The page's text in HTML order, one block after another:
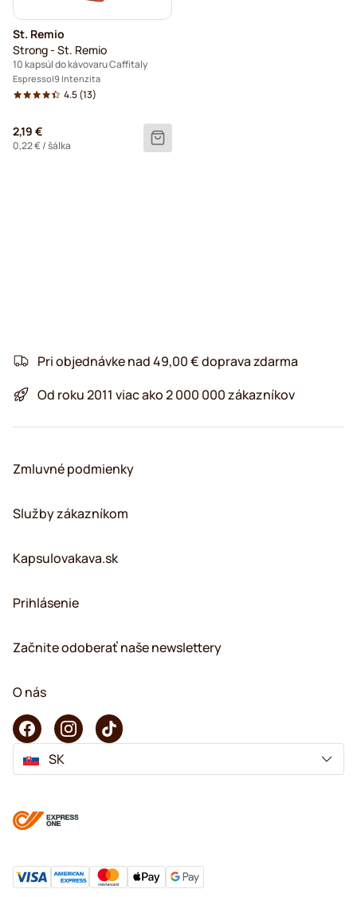
St. Remio
Strong - St. Remio
10 kapsúl do kávovaru Caffitaly
Espresso 9 Intenzita
4.5(13)
2,19 €
0,22 €/ šálka
Pri objednávke nad 49,00 € doprava zdarma
Od roku 2011 viac ako 2 000 000 zákazníkov
Zmluvné podmienky
Služby zákazníkom
Kapsulovakava.sk
Prihlásenie
Začnite odoberať naše newslettery
O nás
SK